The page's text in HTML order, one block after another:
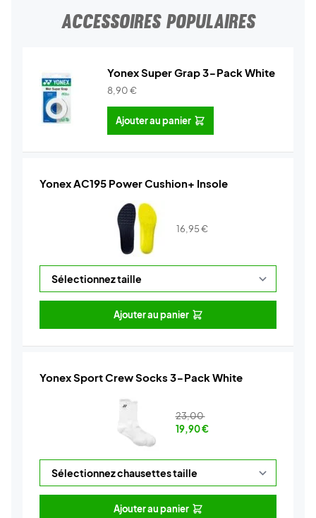
ACCESSOIRES POPULAIRES
Yonex Super Grap 3-Pack White
8,90€
Ajouter au panier
Yonex AC195 Power Cushion+ Insole
16,95€
Ajouter au panier
Yonex Sport Crew Socks 3-Pack White
23,00
19,90€
Ajouter au panier